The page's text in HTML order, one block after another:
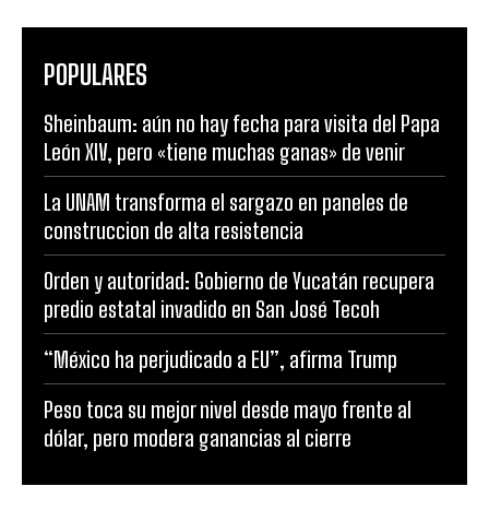
POPULARES
Sheinbaum: aún no hay fecha para visita del Papa
León XIV, pero «tiene muchas ganas» de venir
La UNAM transforma el sargazo en paneles de
construccion de alta resistencia
Orden y autoridad: Gobierno de Yucatán recupera
predio estatal invadido en San José Tecoh
“México ha perjudicado a EU”, afirma Trump
Peso toca su mejor nivel desde mayo frente al
dólar, pero modera ganancias al cierre